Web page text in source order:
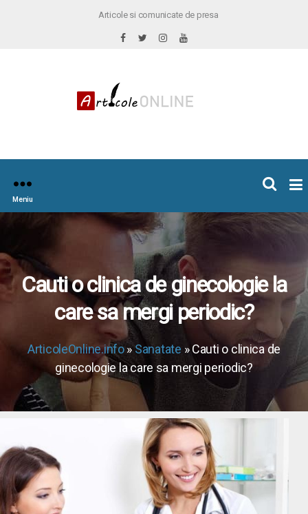
Articole si comunicate de presa
Meniu
Cauti o clinica de ginecologie la
care sa mergi periodic?
ArticoleOnline.info»Sanatate » Cauti o clinica de
ginecologie la care sa mergi periodic?